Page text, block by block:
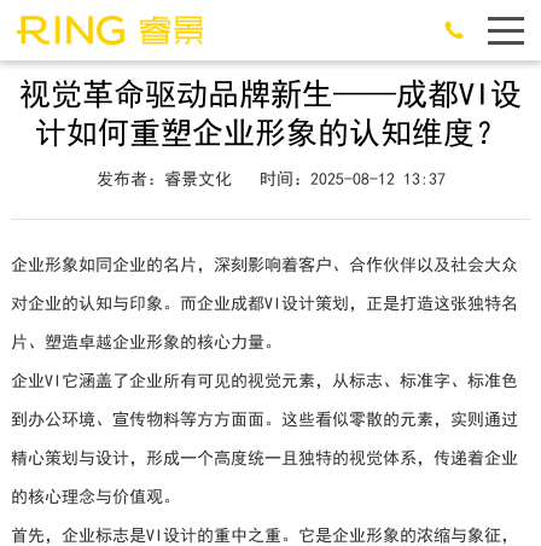
视觉革命驱动品牌新生——成都VI设
计如何重塑企业形象的认知维度？
发布者：睿景文化 时间：2025-08-12 13:37
企业形象如同企业的名片，深刻影响着客户、合作伙伴以及社会大众
对企业的认知与印象。而企业成都VI设计策划，正是打造这张独特名
片、塑造卓越企业形象的核心力量。
企业VI它涵盖了企业所有可见的视觉元素，从标志、标准字、标准色
到办公环境、宣传物料等方方面面。这些看似零散的元素，实则通过
精心策划与设计，形成一个高度统一且独特的视觉体系，传递着企业
的核心理念与价值观。
首先，企业标志是VI设计的重中之重。它是企业形象的浓缩与象征，